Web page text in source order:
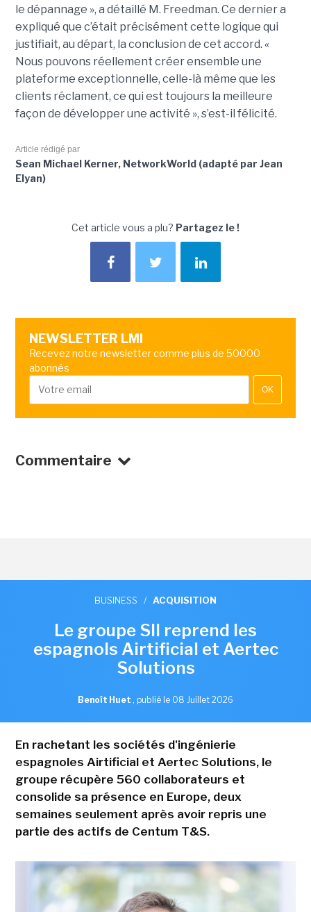
le dépannage », a détaillé M. Freedman. Ce dernier a
expliqué que c’était précisément cette logique qui
justifiait, au départ, la conclusion de cet accord. «
Nous pouvons réellement créer ensemble une
plateforme exceptionnelle, celle-là même que les
clients réclament, ce qui est toujours la meilleure
façon de développer une activité », s’est-il félicité.
Article rédigé par
Sean Michael Kerner, NetworkWorld (adapté par Jean
Elyan)
Cet article vous a plu? Partagez le !
NEWSLETTER LMI
Recevez notre newsletter comme plus de 50000
abonnés
OK
Commentaire
BUSINESS / ACQUISITION
Le groupe SII reprend les
espagnols Airtificial et Aertec
Solutions
Benoît Huet , publié le 08 Juillet 2026
En rachetant les sociétés d'ingénierie
espagnoles Airtificial et Aertec Solutions, le
groupe récupère 560 collaborateurs et
consolide sa présence en Europe, deux
semaines seulement après avoir repris une
partie des actifs de Centum T&S.